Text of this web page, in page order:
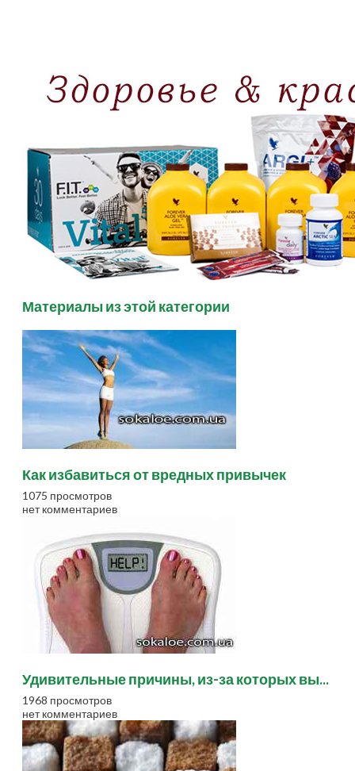
Материалы из этой категории
Как избавиться от вредных привычек
1075 просмотров
нет комментариев
Удивительные причины, из-за которых вы...
1968 просмотров
нет комментариев